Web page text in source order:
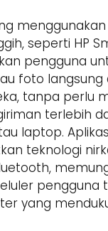
seperti HP
pengguna
foto langsung
tanpa perlu
terlebih
laptop.
teknologi
pengguna
yang